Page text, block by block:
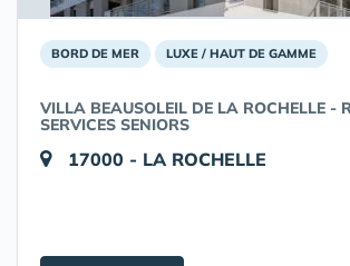
BORD DE MER LUXE / HAUT DE GAMME
VILLA BEAUSOLEIL DE LA ROCHELLE -
SERVICES SENIORS
17000 - LA ROCHELLE